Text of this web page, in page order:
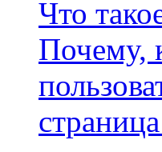
Что
Почему,